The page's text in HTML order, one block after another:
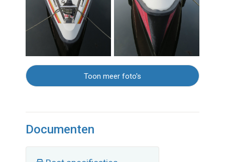
Toon meer foto's
Documenten